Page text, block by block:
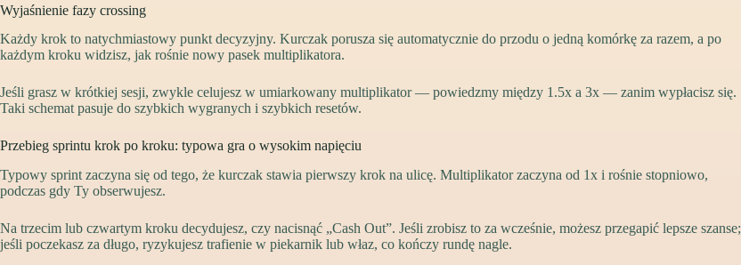
Wyjaśnienie fazy crossing
Każdy krok to natychmiastowy punkt decyzyjny. Kurczak porusza się automatycznie do przodu o jedną komórkę za razem, a po
każdym kroku widzisz, jak rośnie nowy pasek multiplikatora.
Jeśli grasz w krótkiej sesji, zwykle celujesz w umiarkowany multiplikator — powiedzmy między 1.5x a 3x — zanim wypłacisz się.
Taki schemat pasuje do szybkich wygranych i szybkich resetów.
Przebieg sprintu krok po kroku: typowa gra o wysokim napięciu
Typowy sprint zaczyna się od tego, że kurczak stawia pierwszy krok na ulicę. Multiplikator zaczyna od 1x i rośnie stopniowo,
podczas gdy Ty obserwujesz.
Na trzecim lub czwartym kroku decydujesz, czy nacisnąć „Cash Out”. Jeśli zrobisz to za wcześnie, możesz przegapić lepsze szanse;
jeśli poczekasz za długo, ryzykujesz trafienie w piekarnik lub właz, co kończy rundę nagle.